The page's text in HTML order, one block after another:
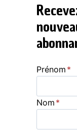
Prénom *
Nom *